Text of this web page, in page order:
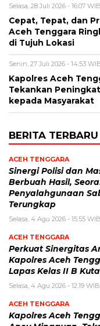
Selasa, 28 Juli 2026 - 16:07 WIB
Cepat, Tepat, dan
Aceh Tenggara
di Tujuh Lokasi
Senin, 27 Juli 2026 - 14:53
Kapolres Aceh
Tekankan
kepada Masyarakat
BERITA TERBARU
ACEH TENGGARA
Sinergi Polisi dan
Berbuah Hasil,
Penyalahgunaan
Terungkap
Selasa, 4 Agu 2026 - 15:55 WIB
ACEH TENGGARA
Perkuat Sinergitas
Kapolres Aceh
Lapas Kelas II B
Selasa, 4 Agu 2026 - 12:19 WIB
ACEH TENGGARA
Kapolres Aceh